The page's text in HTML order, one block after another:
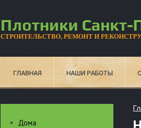
Плотники Санкт-
СТРОИТЕЛЬСТВО, РЕМОНТ И
ГЛАВНАЯ НАШИ РАБОТЫ
Дома